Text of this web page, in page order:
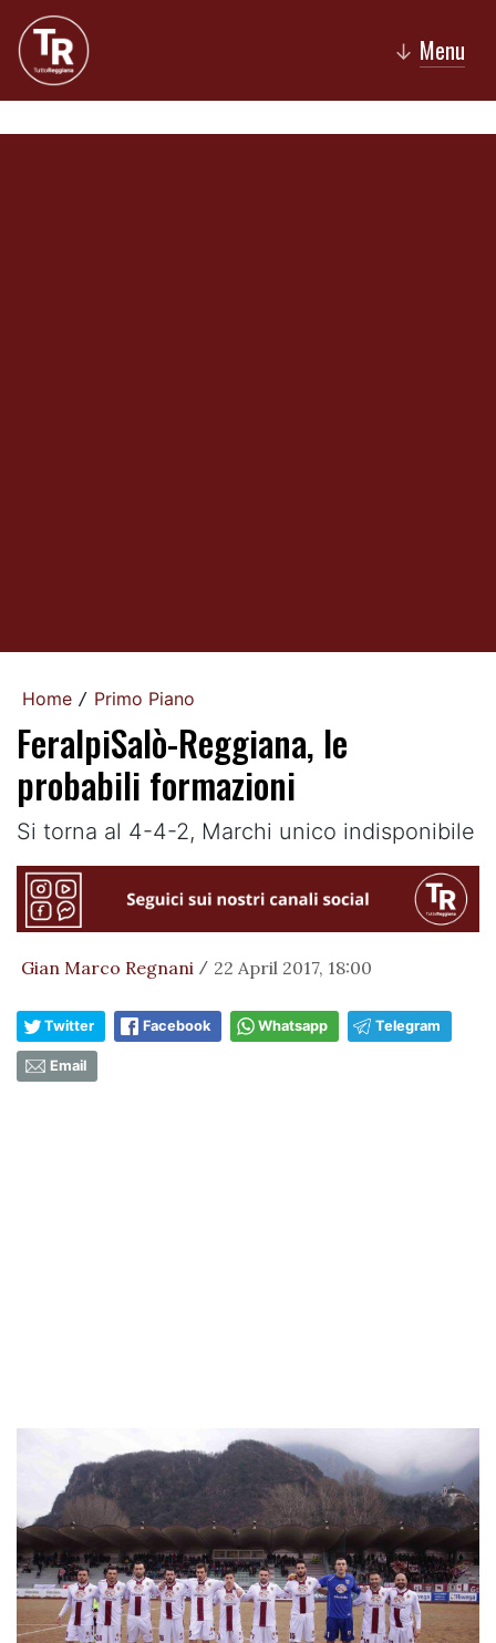
↓ Menu
Home / Primo Piano
FeralpiSalò-Reggiana, le
probabili formazioni
Si torna al 4-4-2, Marchi unico indisponibile
Gian Marco Regnani / 22 April 2017, 18:00
Twitter Facebook Whatsapp Telegram
Email